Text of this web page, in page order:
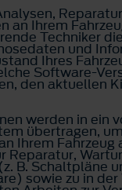
an Ihrem
Techniker
und
Ihres
Software-
den aktuellen
werden in ein
übertragen,
Ihrem Fahrzeug
Reparatur,
B. Schaltpläne
sowie zu in